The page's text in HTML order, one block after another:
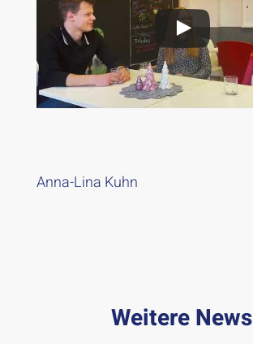
Anna-Lina Kuhn
Weitere News